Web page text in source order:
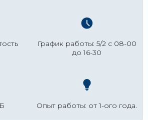
График работы: 5/2 с 08-00
до 16-30
Опыт работы: от 1-ого года.